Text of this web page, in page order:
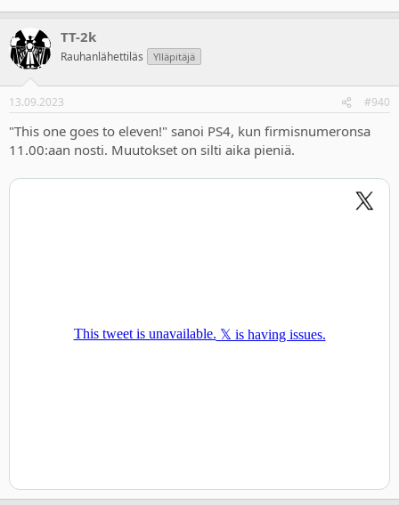
TT-2k
Rauhanlähettiläs Ylläpitäjä
13.09.2023 #940
"This one goes to eleven!" sanoi PS4, kun firmisnumeronsa
11.00:aan nosti. Muutokset on silti aika pieniä.